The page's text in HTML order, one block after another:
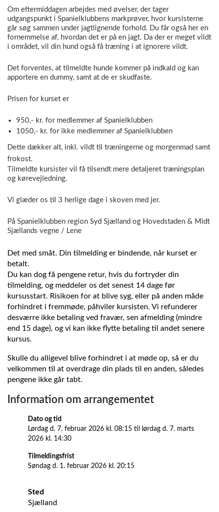
Om eftermiddagen arbejdes med øvelser, der tager
udgangspunkt i Spanielklubbens markprøver, hvor kursisterne
går søg sammen under jagtlignende forhold. Du får også her en
fornemmelse af, hvordan det er på en jagt. Da der er meget vildt
i området, vil din hund også få træning i at ignorere vildt.
Det forventes, at tilmeldte hunde kommer på indkald og kan
apportere en dummy, samt at de er skudfaste.
Prisen for kurset er
950,- kr. for medlemmer af Spanielklubben
1050,- kr. for ikke medlemmer af Spanielklubben
Dette dækker alt, inkl. vildt til træningerne og morgenmad samt
frokost.
Tilmeldte kursister vil få tilsendt mere detaljeret træningsplan
og kørevejledning.
Vi glæder os til 3 herlige dage i skoven med jer.
På Spanielklubben region Syd Sjælland og Hovedstaden & Midt
Sjællands vegne / Lene
Det med småt. Din tilmelding er bindende, når kurset er
betalt.
Du kan dog få pengene retur, hvis du fortryder din
tilmelding, og meddeler os det senest 14 dage før
kursusstart. Risikoen for at blive syg, eller på anden måde
forhindret i fremmøde, påhviler kursisten. Vi refunderer
desværre ikke betaling ved fravær, sen afmelding (mindre
end 15 dage), og vi kan ikke flytte betaling til andet senere
kursus.
Skulle du alligevel blive forhindret i at møde op, så er du
velkommen til at overdrage din plads til en anden, således
pengene ikke går tabt.
Information om arrangementet
Dato og tid
Lørdag d. 7. februar 2026 kl. 08:15 til lørdag d. 7. marts
2026 kl. 14:30Lørdag
7.
februar
Tilmeldingsfrist
Søndag d. 1. februar 2026 kl. 20:15Søndag
Sted
Sjælland